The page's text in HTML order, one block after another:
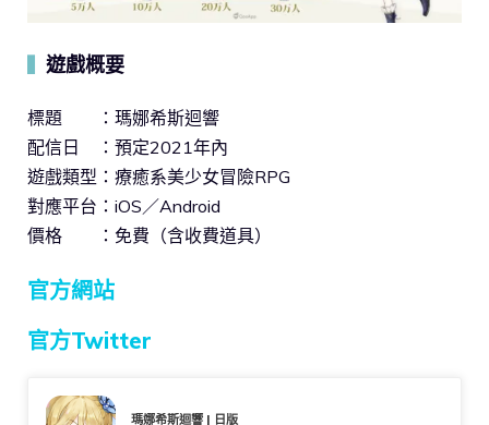
遊戲概要
標題 ：瑪娜希斯迴響
配信日 ：預定2021年內
遊戲類型：療癒系美少女冒險RPG
對應平台：iOS／Android
價格 ：免費（含收費道具）
官方網站
官方Twitter
瑪娜希斯迴響 | 日版